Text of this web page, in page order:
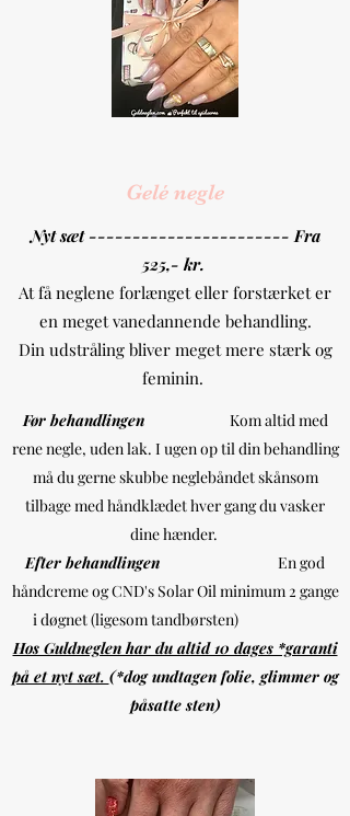
Gelé negle
Nyt sæt ----------------------- Fra
525,- kr.
At få neglene forlænget eller forstærket er
en meget vanedannende behandling.
Din udstråling bliver meget mere stærk og
feminin.
Før behandlingenKom altid med
rene negle, uden lak. I ugen op til din behandling
må du gerne skubbe neglebåndet skånsom
tilbage med håndklædet hver gang du vasker
dine hænder.
Efter behandlingen En god
håndcreme og CND's Solar Oil minimum 2 gange
i døgnet (ligesom tandbørsten)
Hos Guldneglen har du altid 10 dages *garanti
på et nyt sæt. (*dog undtagen folie, glimmer og
påsatte sten)